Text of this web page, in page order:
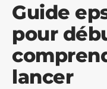
Guide
pour
lancer